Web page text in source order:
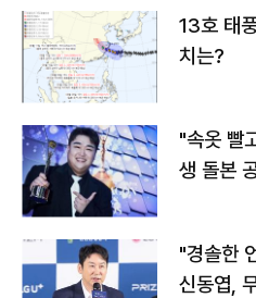
13호 태
치는?
"속옷 빨
생 돌본
"경솔한
신동엽,